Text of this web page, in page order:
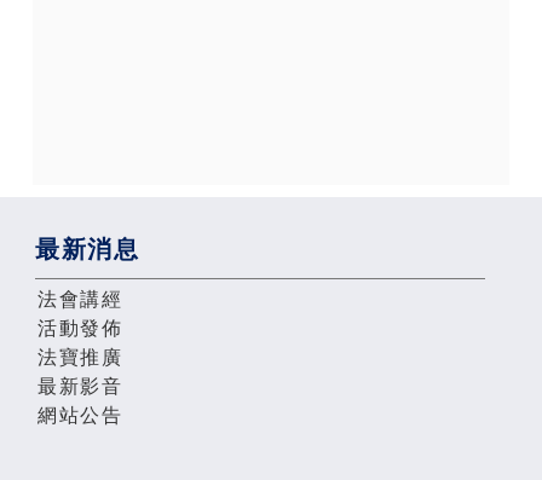
最新消息
法會講經
活動發佈
法寶推廣
最新影音
網站公告